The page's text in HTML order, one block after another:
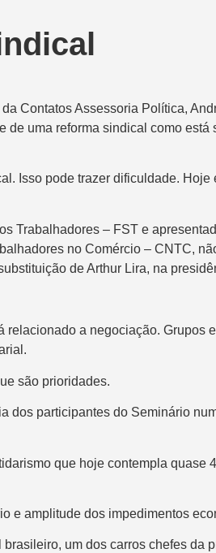
Contatos Assessoria Política,
uma reforma sindical como está
Isso pode trazer dificuldade.
Trabalhadores – FST e
no Comércio – CNTC,
de Arthur Lira, na
a negociação. Grupos
são prioridades.
dos participantes do Seminário
que hoje contempla quase
e amplitude dos impedimentos
um dos carros chefes da